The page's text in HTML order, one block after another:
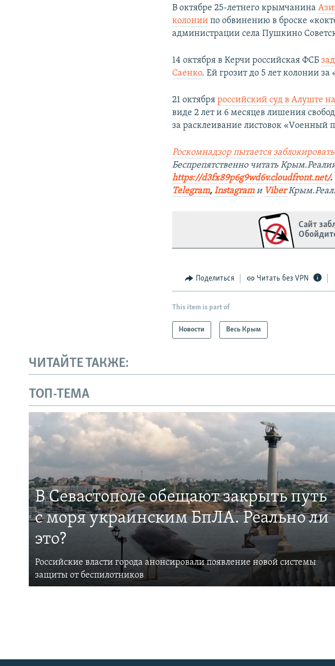
В октябре 25-летнего крымчанина
колонии по обвинению в броске
администрации села Пушкино
14 октября в Керчи российская ФСБ
Саенко. Ей грозит до 5 лет колонии
21 октябряроссийский суд в Алуште
виде 2 лет и 6 месяцев лишения
за расклеивание листовок «Vоенный
Роскомнадзор пытается заблокировать
Беспрепятственно читать
https://d3fx89p6g9wd6v.cloudfront.net/. ​
Telegram, Instagram и Viber
Сайт
Поделиться Читать без VPN
This item is part of
Новости Весь Крым
ЧИТАЙТЕ ТАКЖЕ:
ТОП-ТЕМА
В Севастополе обещают закрыть путь
с моря украинским БпЛА. Реально ли
это?
Российские власти города анонсировали появление новой системы
защиты от беспилотников